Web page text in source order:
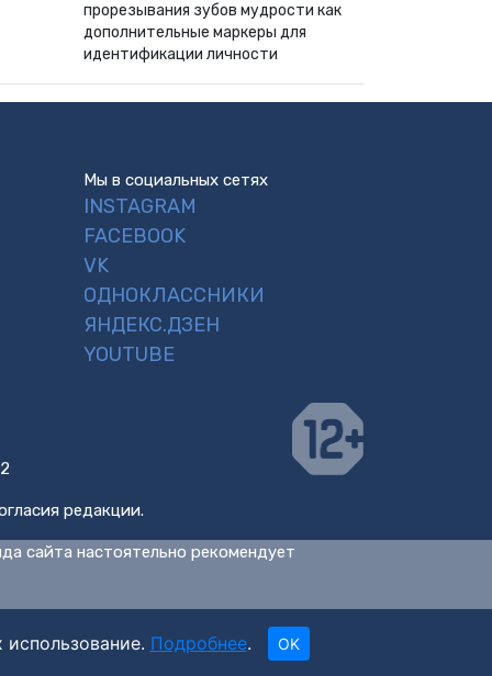
прорезывания зубов мудрости как
дополнительные маркеры для
идентификации личности
Мы в социальных сетях
INSTAGRAM
FACEBOOK
VK
ОДНОКЛАССНИКИ
ЯНДЕКС.ДЗЕН
YOUTUBE
редакции.
сайта настоятельно рекомендует
Подробнее. OK